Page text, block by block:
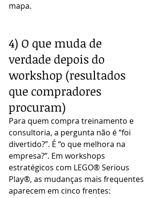
mapa.
4) O que muda de
verdade depois do
workshop (resultados
que compradores
procuram)
Para quem compra treinamento e
consultoria, a pergunta não é “foi
divertido?”. É “o que melhora na
empresa?”. Em workshops
estratégicos com LEGO® Serious
Play®, as mudanças mais frequentes
aparecem em cinco frentes: